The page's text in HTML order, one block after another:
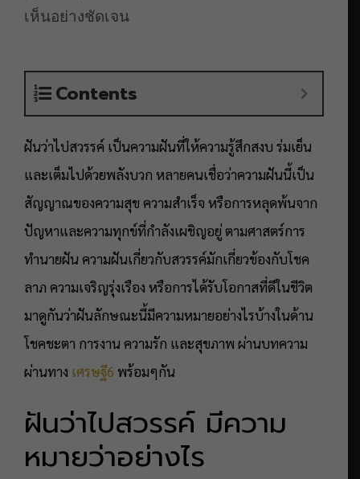
เห็นอย่างชัดเจน
Contents
ฝันว่าไปสวรรค์ เป็นความฝันที่ให้ความรู้สึกสงบ ร่มเย็น
และเต็มไปด้วยพลังบวก หลายคนเชื่อว่าความฝันนี้เป็น
สัญญาณของความสุข ความสำเร็จ หรือการหลุดพ้นจาก
ปัญหาและความทุกข์ที่กำลังเผชิญอยู่ ตามศาสตร์การ
ทำนายฝัน ความฝันเกี่ยวกับสวรรค์มักเกี่ยวข้องกับโชค
ลาภ ความเจริญรุ่งเรือง หรือการได้รับโอกาสที่ดีในชีวิต
มาดูกันว่าฝันลักษณะนี้มีความหมายอย่างไรบ้างในด้าน
โชคชะตา การงาน ความรัก และสุขภาพ ผ่านบทความ
ผ่านทาง เศรษฐี6 พร้อมๆกัน
ฝันว่าไปสวรรค์ มีความ
หมายว่าอย่างไร